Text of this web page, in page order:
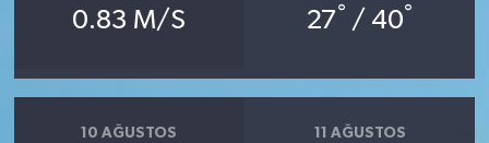
0.83 M/S 27° / 40°
10 AĞUSTOS 11 AĞUSTOS